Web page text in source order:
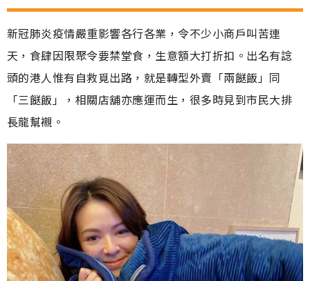
新冠肺炎疫情嚴重影響各行各業，令不少小商戶叫苦連
天，食肆因限聚令要禁堂食，生意額大打折扣。出名有諗
頭的港人惟有自救覓出路，就是轉型外賣「兩餸飯」同
「三餸飯」，相關店舖亦應運而生，很多時見到市民大排
長龍幫襯。